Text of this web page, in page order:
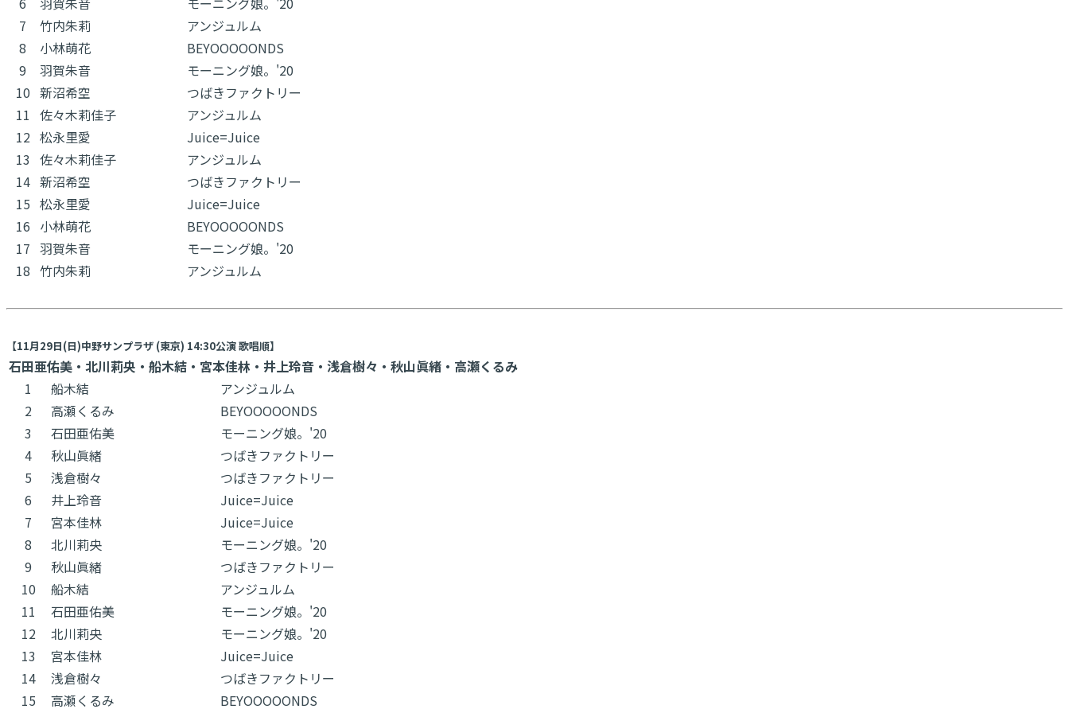
7
竹内朱莉
アンジュルム
8
小林萌花
BEYOOOOONDS
9
羽賀朱音
モーニング娘。'20
10 新沼希空
つばきファクトリー
11 佐々木莉佳子
アンジュルム
12 松永里愛
Juice=Juice
13 佐々木莉佳子
アンジュルム
14 新沼希空
つばきファクトリー
15 松永里愛
Juice=Juice
16 小林萌花
BEYOOOOONDS
17 羽賀朱音
モーニング娘。'20
18 竹内朱莉 アンジュルム
【11月29日(日)中野サンプラザ (東京) 14:30公演 歌唱順】
石田亜佑美・北川莉央・船木結・宮本佳林・井上玲音・浅倉樹々・秋山眞緒・高瀬くるみ
1
船木結
アンジュルム
2
高瀬くるみ
BEYOOOOONDS
3
石田亜佑美
モーニング娘。'20
4
秋山眞緒
つばきファクトリー
5
浅倉樹々
つばきファクトリー
6
井上玲音
Juice=Juice
7
宮本佳林
Juice=Juice
8
北川莉央
モーニング娘。'20
9
秋山眞緒
つばきファクトリー
10
船木結
アンジュルム
11
石田亜佑美
モーニング娘。'20
12
北川莉央
モーニング娘。'20
13
宮本佳林
Juice=Juice
14
浅倉樹々
つばきファクトリー
15
高瀬くるみ
BEYOOOOONDS